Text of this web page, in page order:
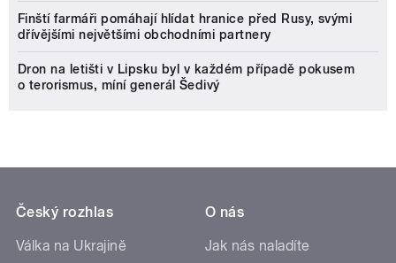
Finští farmáři pomáhají hlídat hranice před Rusy, svými
dřívějšími největšími obchodními partnery
Dron na letišti v Lipsku byl v každém případě pokusem
o terorismus, míní generál Šedivý
Český rozhlas
Válka na Ukrajině
O nás
Jak nás naladíte